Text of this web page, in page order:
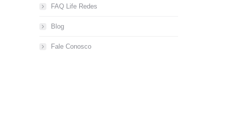
FAQ Life Redes
Blog
Fale Conosco